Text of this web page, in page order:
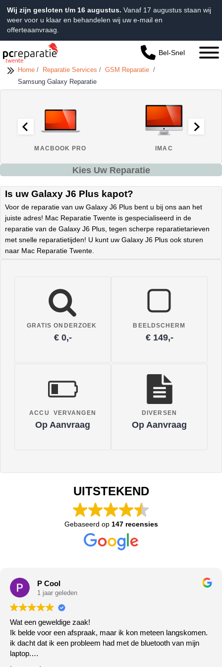
Wij zijn gesloten t/m 16 augustus. Vanaf 17 augustus staan wij
weer voor u klaar en behandelen wij uw e-mail en
offerteaanvraag.
Bel-Snel
Home / Reparatie Services / GSM Reparatie /
Samsung Galaxy Reparatie
MACBOOK PRO IMAC
Kies Uw Reparatie
Is uw Galaxy J6 Plus kapot?
Voor de reparatie van uw Galaxy J6 Plus bent u bij ons aan het
juiste adres! Mac Reparatie Twente is gespecialiseerd in de
reparatie van de Galaxy J6 Plus, tegen scherpe reparatietarieven
met snelle reparatietijden! U kunt uw Galaxy J6 Plus ook sturen
naar Mac Reparatie Twente.
GRATIS ONDERZOEK
€ 0,-
BEELDSCHERM
€ 149,-
ACCU VERVANGEN
Op Aanvraag
DIVERSEN
Op Aanvraag
UITSTEKEND
Gebaseerd op 147 recensies
P Cool
1 jaar geleden
Wat een geweldige zaak!
Ik belde voor een afspraak, maar ik kon meteen langskomen.
ik dacht dat ik een probleem had met de bluetooth van mijn
laptop.
Het deed het gewoon niet meer, de zeer vriendelijke meneer